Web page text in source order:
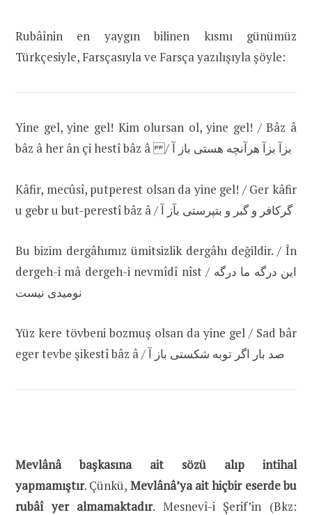
Rubâînin en yaygın bilinen kısmı günümüz
Türkçesiyle, Farsçasıyla ve Farsça yazılışıyla şöyle:
Yine gel, yine gel! Kim olursan ol, yine gel! / Bâz â
bâz â her ân çi hestî bâz â / بز‌آ‌ بز‌آ‌ هر‌آنچه‌‌ هستی باز آ
Kâfir, mecûsî, putperest olsan da yine gel! / Ger kâfir
u gebr u but-perestî bâz â / گر‌کافر و گبر و بتپرستی بآز آ
Bu bizim dergâhımız ümitsizlik dergâhı değildir. / În
dergeh-i mâ dergeh-i nevmîdî nîst / این درگه ما درگه
نومیدی نیست
Yüz kere tövbeni bozmuş olsan da yine gel / Sad bâr
eger tevbe şikestî bâz â / صد بار اگر توبه شکستی باز آ
Mevlânâ başkasına ait sözü alıp intihal
yapmamıştır. Çünkü, Mevlânâ’ya ait hiçbir eserde bu
rubâî yer almamaktadır. Mesnevî-i Şerif’in (Bkz: